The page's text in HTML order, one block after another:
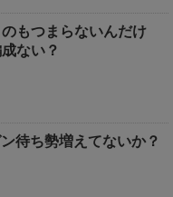
のもつまらないんだけ
ない？
待ち勢増えてないか？